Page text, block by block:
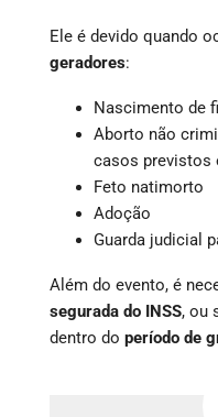
Ele é devido quando
geradores:
Nascimento de
Aborto não
casos previstos
Feto natimorto
Adoção
Guarda judicial
Além do evento, é
segurada do INSS, ou
dentro do período de